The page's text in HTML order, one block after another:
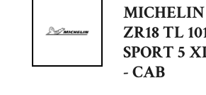
MICHELIN
ZR18 TL
SPORT 5
- CAB